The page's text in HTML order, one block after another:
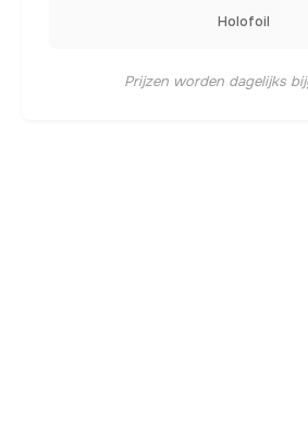
Holofoil
Prijzen worden dagelijks